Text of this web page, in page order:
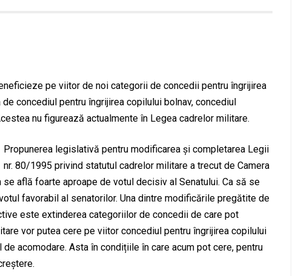
pe viitor de noi categorii de concedii pentru îngrijirea
concediul pentru îngrijirea copilului bolnav, concediul
nu figurează actualmente în Legea cadrelor militare.
Propunerea legislativă pentru modificarea și completarea Legii
nr. 80/1995 privind statutul cadrelor militare a trecut de Camera
află foarte aproape de votul decisiv al Senatului. Ca să se
favorabil al senatorilor. Una dintre modificările pregătite de
este extinderea categoriilor de concedii de care pot
vor putea cere pe viitor concediul pentru îngrijirea copilului
acomodare. Asta în condițiile în care acum pot cere, pentru